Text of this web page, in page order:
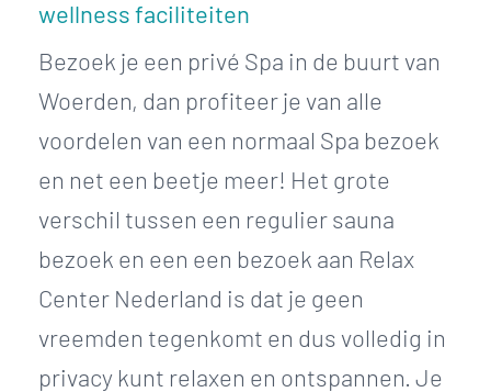
wellness faciliteiten
Bezoek je een privé Spa in de buurt van
Woerden, dan profiteer je van alle
voordelen van een normaal Spa bezoek
en net een beetje meer! Het grote
verschil tussen een regulier sauna
bezoek en een een bezoek aan Relax
Center Nederland is dat je geen
vreemden tegenkomt en dus volledig in
privacy kunt relaxen en ontspannen. Je